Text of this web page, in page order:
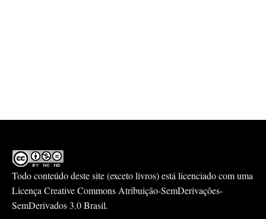
Todo conteúdo deste site (exceto livros) está licenciado com uma
LicençaCreative Commons Atribuição-SemDerivações-
SemDerivados 3.0 Brasil.